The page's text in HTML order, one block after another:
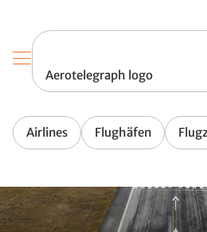
Aerotelegraph logo
Airlines Flughäfen